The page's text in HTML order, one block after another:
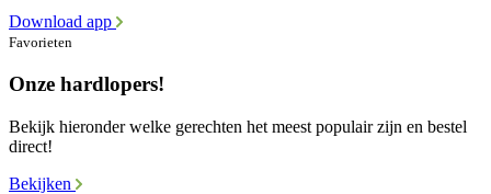
Download app
Favorieten
Onze hardlopers!
Bekijk hieronder welke gerechten het meest populair zijn en bestel
direct!
Bekijken